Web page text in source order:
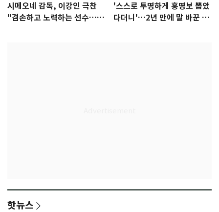
시메오네 감독, 이강인 극찬
"겸손하고 노력하는 선수…좋
'스스로 투명하게 홍명보 뽑았
다더니'…2년 만에 말 바꾼 이
핫뉴스